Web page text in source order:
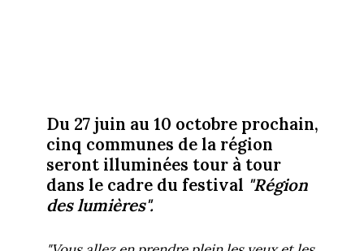
Du 27 juin au 10 octobre prochain,
cinq communes de la région
seront illuminées tour à tour
dans le cadre du festival "Région
des lumières".